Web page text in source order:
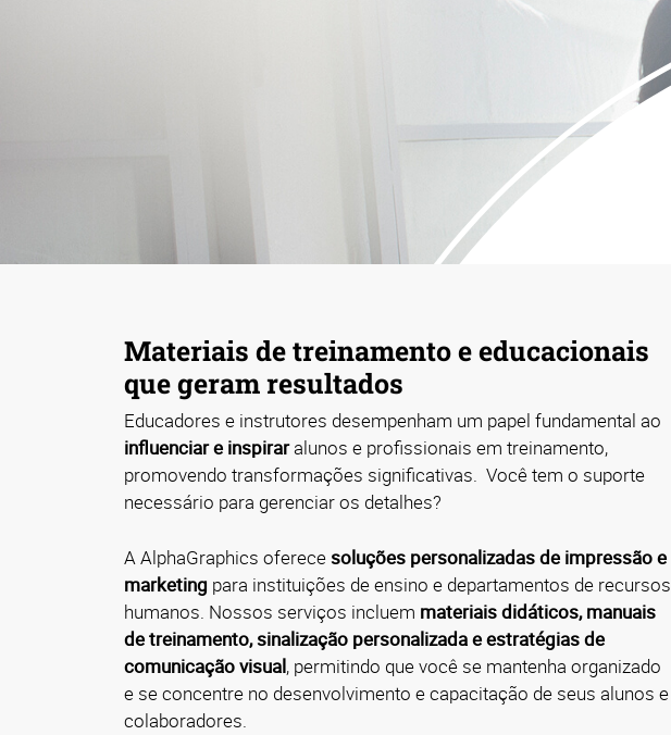
Materiais de treinamento e educacionais
que geram resultados
Educadores e instrutores desempenham um papel fundamental ao
influenciar e inspiraralunos e profissionais em treinamento,
promovendo transformações significativas. Você tem o suporte
necessário para gerenciar os detalhes?
A AlphaGraphics oferecesoluções personalizadas de impressão e
marketing para instituições de ensino e departamentos de recursos
humanos. Nossos serviços incluem materiais didáticos, manuais
de treinamento, sinalização personalizada e estratégias de
comunicação visual, permitindo que você se mantenha organizado
e se concentre no desenvolvimento e capacitação de seus alunos e
colaboradores.